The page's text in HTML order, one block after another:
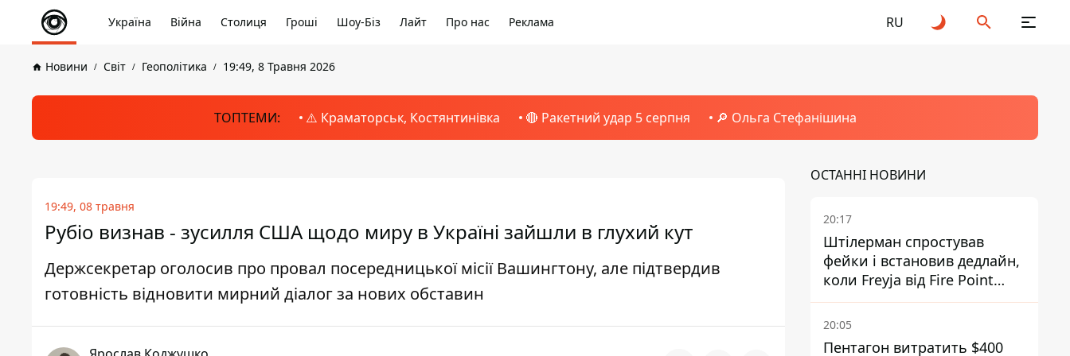
Україна Війна Столиця Гроші Шоу-Біз Лайт Про нас Реклама RU
Новини Світ Геополітика 19:49, 8 Травня 2026
ТОПТЕМИ: ⚠️ Краматорськ, Костянтинівка 🔴 Ракетний удар 5 серпня 🔎 Ольга Стефанішина
19:49, 08 травня
Рубіо визнав - зусилля США щодо миру в Україні зайшли в глухий кут
Держсекретар оголосив про провал посередницької місії Вашингтону, але підтвердив
готовність відновити мирний діалог за нових обставин
ОСТАННІ НОВИНИ
20:17
Штілерман спростував
фейки і встановив дедлайн,
коли Freyja від Fire Point
повноцінно запрацює проти
балістики
20:05
Пентагон витратить $400